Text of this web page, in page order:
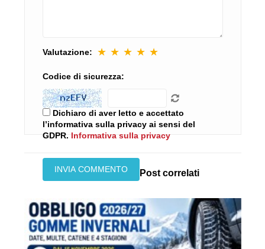
Valutazione: ★ ★ ★ ★ ★
Codice di sicurezza:
Dichiaro di aver letto e accettato
l’informativa sulla privacy ai sensi del
GDPR. Informativa sulla privacy
Post correlati